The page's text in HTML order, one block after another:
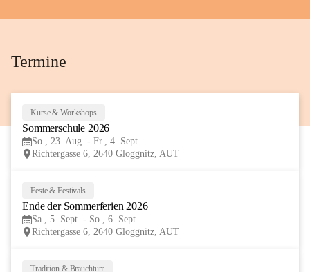
Termine
Kurse & Workshops
Sommerschule 2026
So., 23. Aug. - Fr., 4. Sept.
Richtergasse 6, 2640 Gloggnitz, AUT
Feste & Festivals
Ende der Sommerferien 2026
Sa., 5. Sept. - So., 6. Sept.
Richtergasse 6, 2640 Gloggnitz, AUT
Tradition & Brauchtum